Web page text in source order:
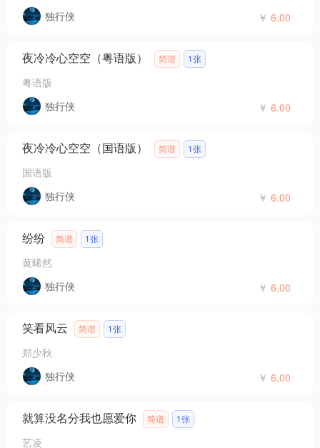
独行侠
￥ 6.00
夜冷冷心空空（粤语版） 简谱 1张
粤语版
独行侠
￥ 6.00
夜冷冷心空空（国语版） 简谱 1张
国语版
独行侠
￥ 6.00
纷纷 简谱 1张
黄晞然
独行侠
￥ 6.00
笑看风云 简谱 1张
郑少秋
独行侠
￥ 6.00
就算没名分我也愿爱你 简谱 1张
艺凌